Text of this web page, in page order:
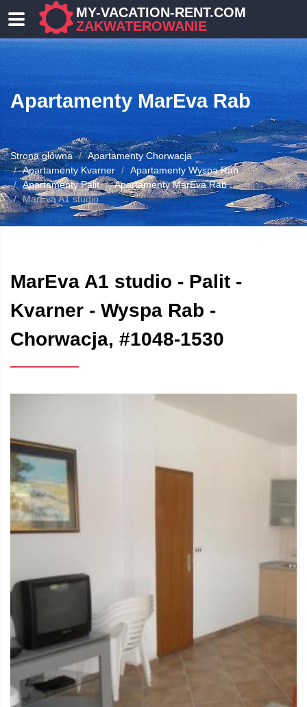
MY-VACATION-RENT.COM
ZAKWATEROWANIE
Apartamenty MarEva Rab
Strona główna
Apartamenty Chorwacja
Apartamenty Kvarner
Apartamenty Wyspa Rab
Apartamenty Palit
Apartamenty MarEva Rab
MarEva A1 studio
MarEva A1 studio - Palit -
Kvarner - Wyspa Rab -
Chorwacja, #1048-1530